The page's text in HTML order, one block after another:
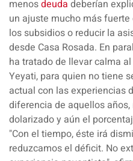
menosdeuda deberían
un ajuste mucho másfuerte
los subsidioso reducirla
desde Casa Rosada. En
ha tratado de llevar calma
Yeyati, para quien no tiene
actual con las experiencias
diferencia de aquellos
dolarizado y aún el
"Con el tiempo, éste irá
reduzcamos el déficit. No